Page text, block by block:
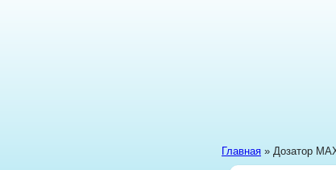
Главная » Дозатор